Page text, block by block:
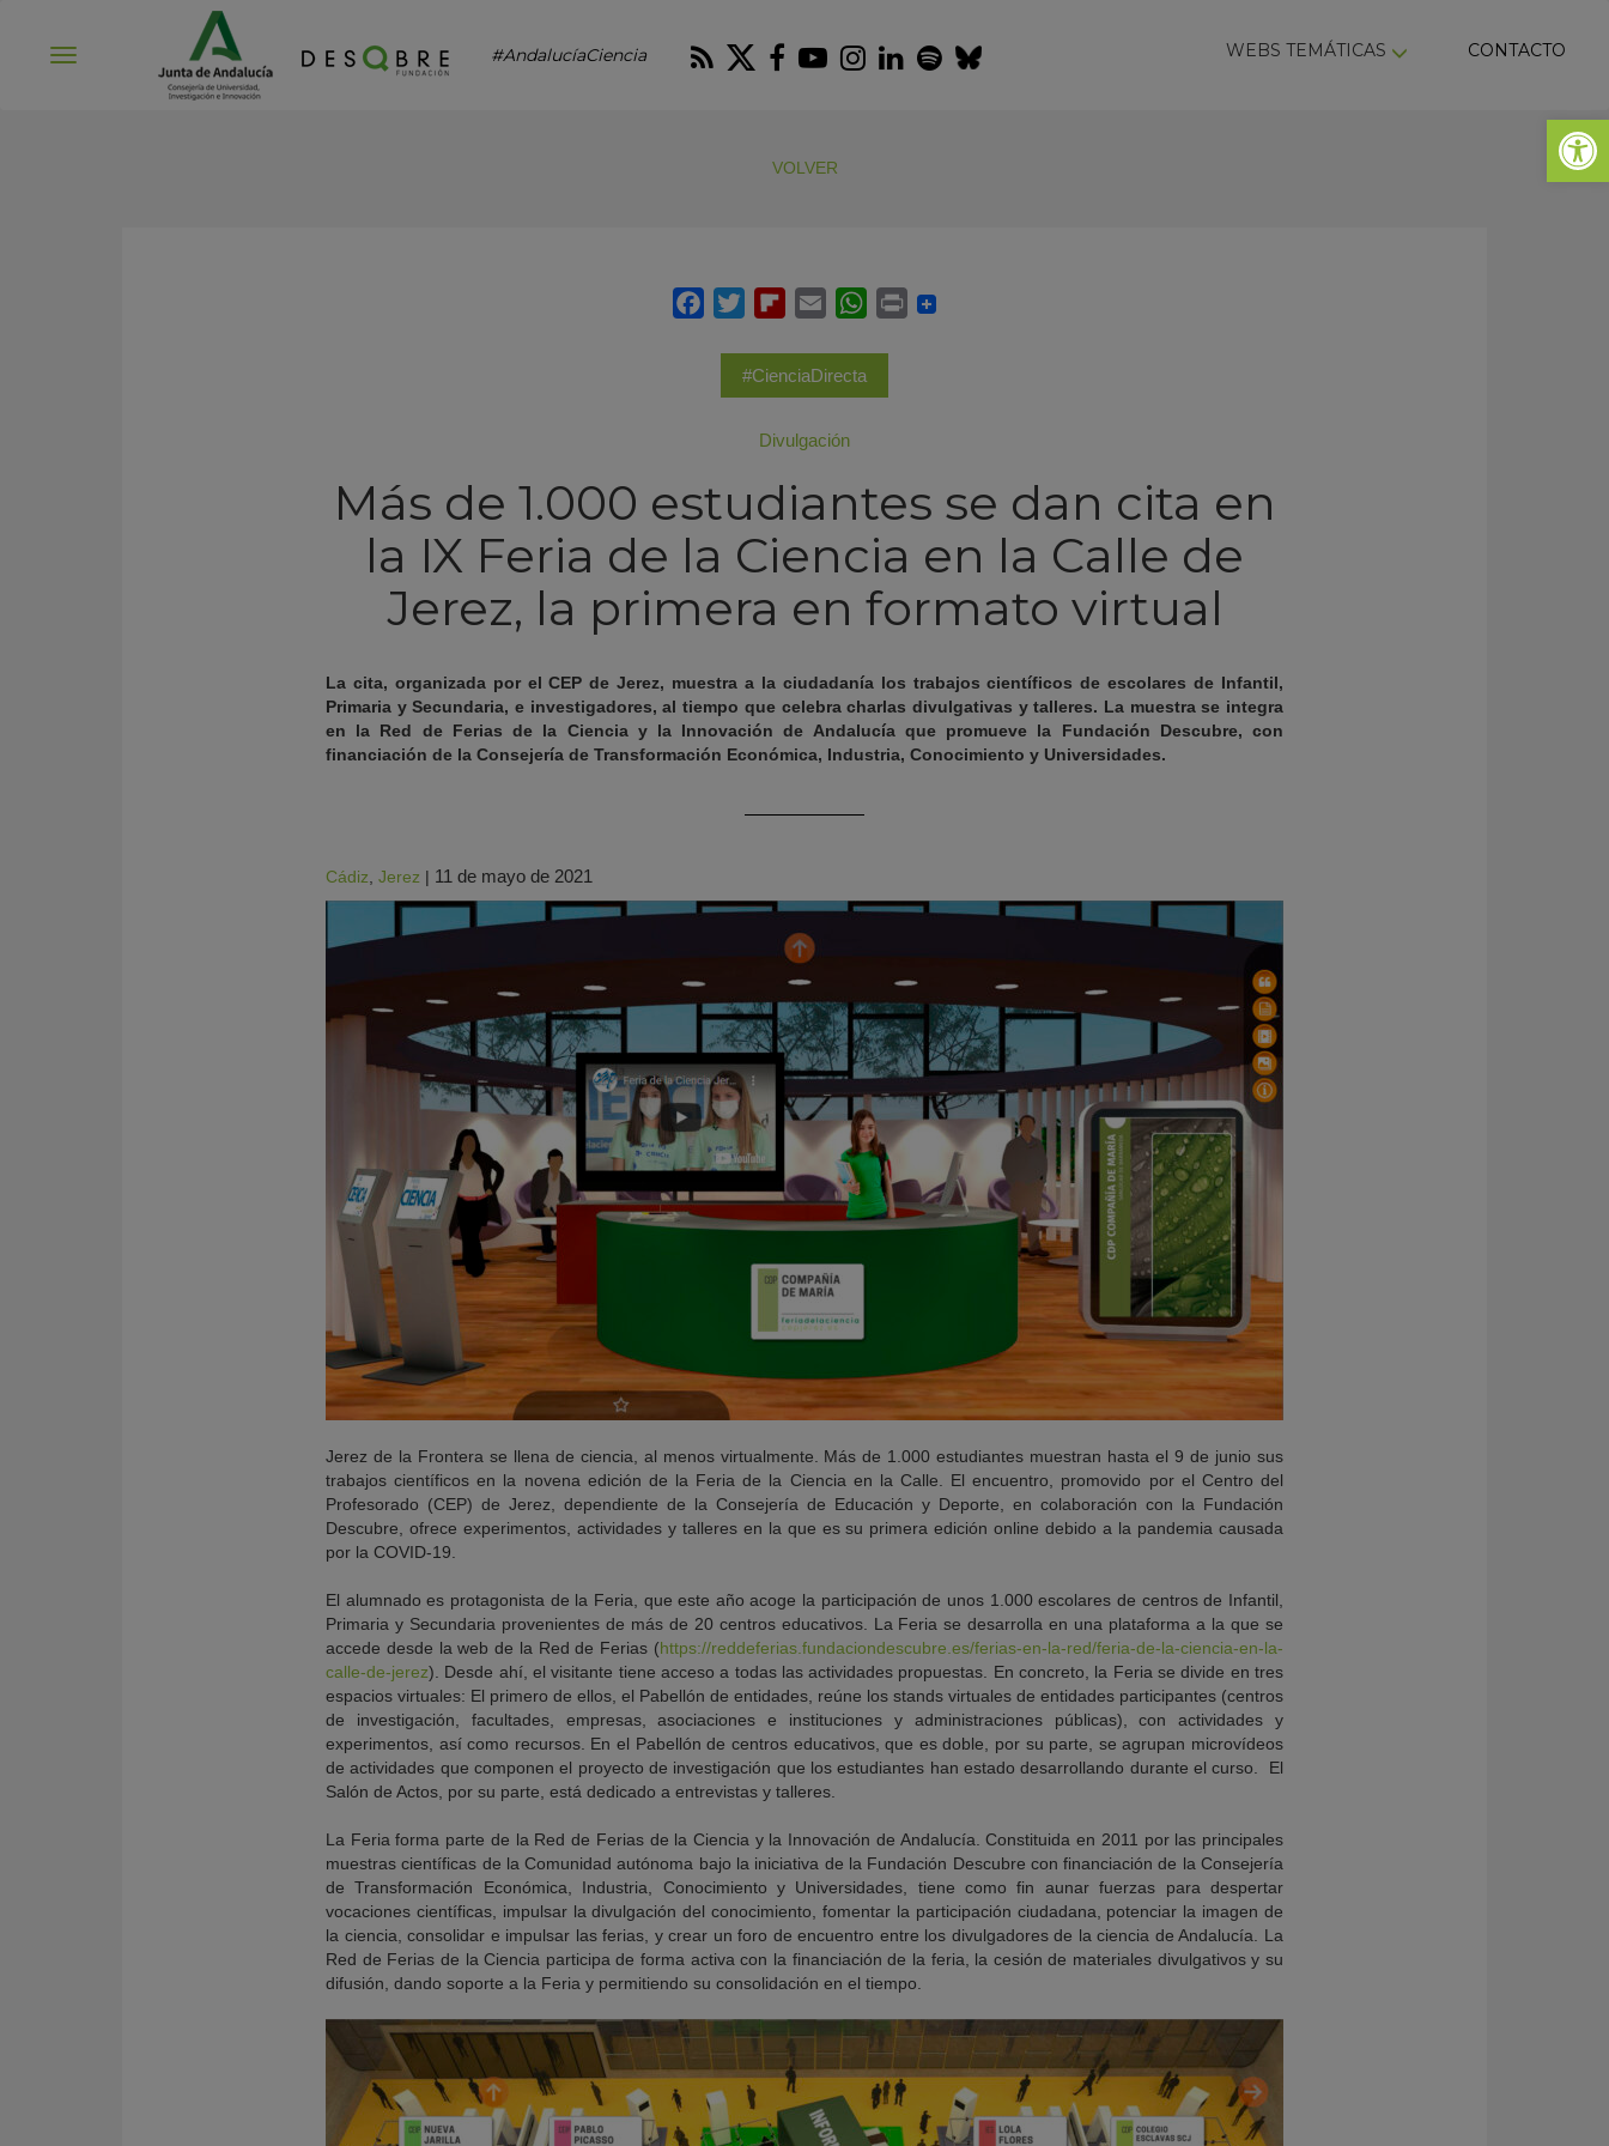
Abrir
#AndalucíaCiencia RSS Twitter
Facebook
Youtube
Instagram
LinkedIn
Spotify
Bluesky WEBS TEMÁTICAS CONTACTO
VOLVER
#CienciaDirecta
Divulgación
Más de 1.000 estudiantes se dan cita en
la IX Feria de la Ciencia en la Calle de
Jerez, la primera en formato virtual
La cita, organizada por el CEP de Jerez, muestra a la ciudadanía los trabajos científicos de escolares de Infantil,
Primaria y Secundaria, e investigadores, al tiempo que celebra charlas divulgativas y talleres. La muestra se integra
en la Red de Ferias de la Ciencia y la Innovación de Andalucía que promueve la Fundación Descubre, con
financiación de la Consejería de Transformación Económica, Industria, Conocimiento y Universidades.
Cádiz Jerez | 11 de mayo de 2021
Jerez de la Frontera se llena de ciencia, al menos virtualmente. Más de 1.000 estudiantes muestran hasta el 9 de junio sus
trabajos científicos en la novena edición de la Feria de la Ciencia en la Calle. El encuentro, promovido por el Centro del
Profesorado (CEP) de Jerez, dependiente de la Consejería de Educación y Deporte, en colaboración con la Fundación
Descubre, ofrece experimentos, actividades y talleres en la que es su primera edición online debido a la pandemia causada
por la COVID-19.
El alumnado es protagonista de la Feria, que este año acoge la participación de unos 1.000 escolares de centros de Infantil,
Primaria y Secundaria provenientes de más de 20 centros educativos. La Feria se desarrolla en una plataforma a la que se
accede desde la web de la Red de Ferias (https://reddeferias.fundaciondescubre.es/ferias-en-la-red/feria-de-la-ciencia-en-la-
calle-de-jerez). Desde ahí, el visitante tiene acceso a todas las actividades propuestas. En concreto, la Feria se divide en tres
espacios virtuales: El primero de ellos, el Pabellón de entidades, reúne los stands virtuales de entidades participantes (centros
de investigación, facultades, empresas, asociaciones e instituciones y administraciones públicas), con actividades y
experimentos, así como recursos. En el Pabellón de centros educativos, que es doble, por su parte, se agrupan microvídeos
de actividades que componen el proyecto de investigación que los estudiantes han estado desarrollando durante el curso. El
Salón de Actos, por su parte, está dedicado a entrevistas y talleres.
La Feria forma parte de la Red de Ferias de la Ciencia y la Innovación de Andalucía. Constituida en 2011 por las principales
muestras científicas de la Comunidad autónoma bajo la iniciativa de la Fundación Descubre con financiación de la Consejería
de Transformación Económica, Industria, Conocimiento y Universidades, tiene como fin aunar fuerzas para despertar
vocaciones científicas, impulsar la divulgación del conocimiento, fomentar la participación ciudadana, potenciar la imagen de
la ciencia, consolidar e impulsar las ferias, y crear un foro de encuentro entre los divulgadores de la ciencia de Andalucía. La
Red de Ferias de la Ciencia participa de forma activa con la financiación de la feria, la cesión de materiales divulgativos y su
difusión, dando soporte a la Feria y permitiendo su consolidación en el tiempo.